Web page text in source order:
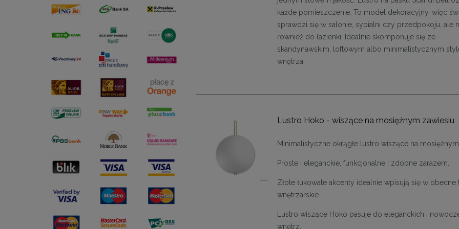
każde pomieszczenie. To model dekoracyjny, więc
sprawdzi się w salonie, sypialni czy przedpokoju, ale
również do łazienki. Idealnie skomponuje się ze
skandynawskim, loftowym albo minimalistycznym
wnętrza.
Lustro Hoko - wiszące na mosiężnym zawiesiu
Minimalistyczne okrągłe lustro wiszące na
Proste i eleganckie, funkcjonalne i zdobne zarazem.
Złote łukowate akcenty idealnie wpisują się w obecne
wnętrzarskie.
Lustro wiszące Hoko pasuje do eleganckich i
wnętrz.